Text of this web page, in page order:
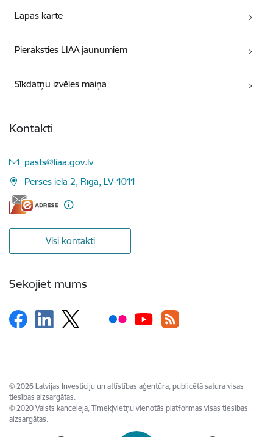
Lapas karte
Pieraksties LIAA jaunumiem
Sīkdatņu izvēles maiņa
Kontakti
E-pasts:
pasts@liaa.gov.lv
Pērses iela 2, Rīga, LV-1011
Visi kontakti
Sekojiet mums
© 2026 Latvijas Investīciju un attīstības aģentūra, publicētā satura visas
tiesības aizsargātas.
© 2020 Valsts kanceleja, Tīmekļvietņu vienotās platformas visas tiesības
aizsargātas.